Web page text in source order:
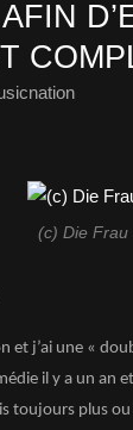
(c) Die Frau
et j’ai une «
il y a un an
toujours plus